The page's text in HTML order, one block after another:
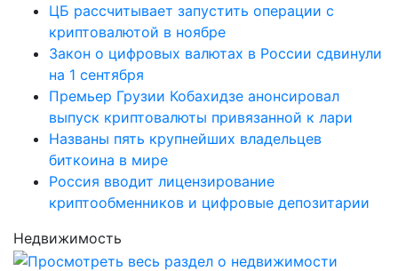
ЦБ рассчитывает запустить операции с
криптовалютой в ноябре
Закон о цифровых валютах в России сдвинули
на 1 сентября
Премьер Грузии Кобахидзе анонсировал
выпуск криптовалюты привязанной к лари
Названы пять крупнейших владельцев
биткоина в мире
Россия вводит лицензирование
криптообменников и цифровые депозитарии
Недвижимость